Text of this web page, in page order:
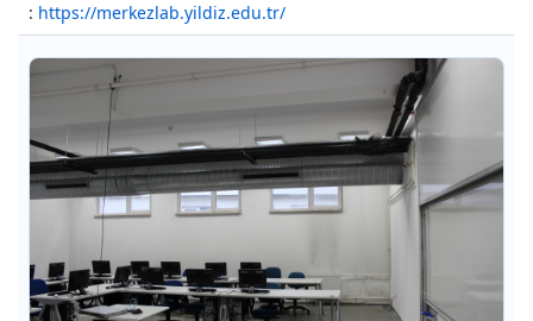
: https://merkezlab.yildiz.edu.tr/